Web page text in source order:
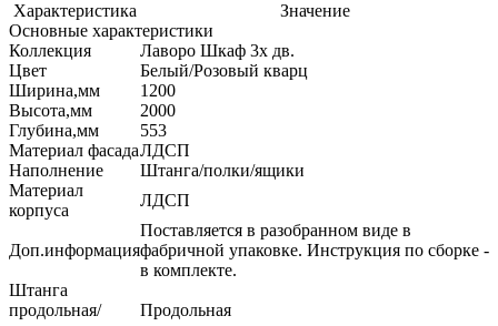
Характеристика
Значение
Основные характеристики
Коллекция
Лаворо Шкаф 3х дв.
Цвет
Белый/Розовый кварц
Ширина,мм
1200
Высота,мм
2000
Глубина,мм
553
Материал фасадаЛДСП
Наполнение
Штанга/полки/ящики
Материал
корпуса
ЛДСП
Доп.информация
Поставляется в разобранном виде в
фабричной упаковке. Инструкция по сборке -
в комплекте.
Штанга
продольная/
Продольная